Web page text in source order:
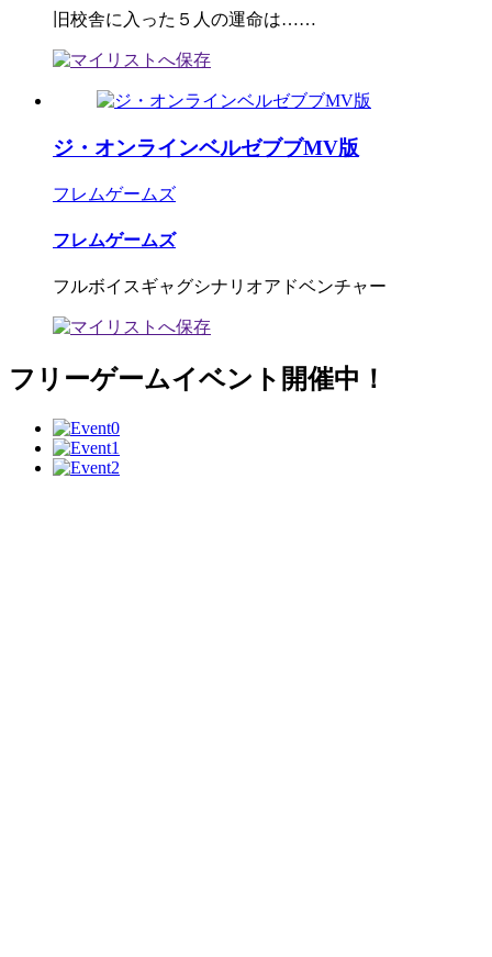
旧校舎に入った５人の運命は……
ジ・オンラインベルゼブブMV版
フレムゲームズ
フレムゲームズ
フルボイスギャグシナリオアドベンチャー
フリーゲームイベント開催中！